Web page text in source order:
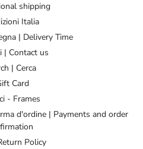
shipping
Italia
| Delivery Time
| Contact us
| Cerca
Card
- Frames
d'ordine | Payments and order
Policy